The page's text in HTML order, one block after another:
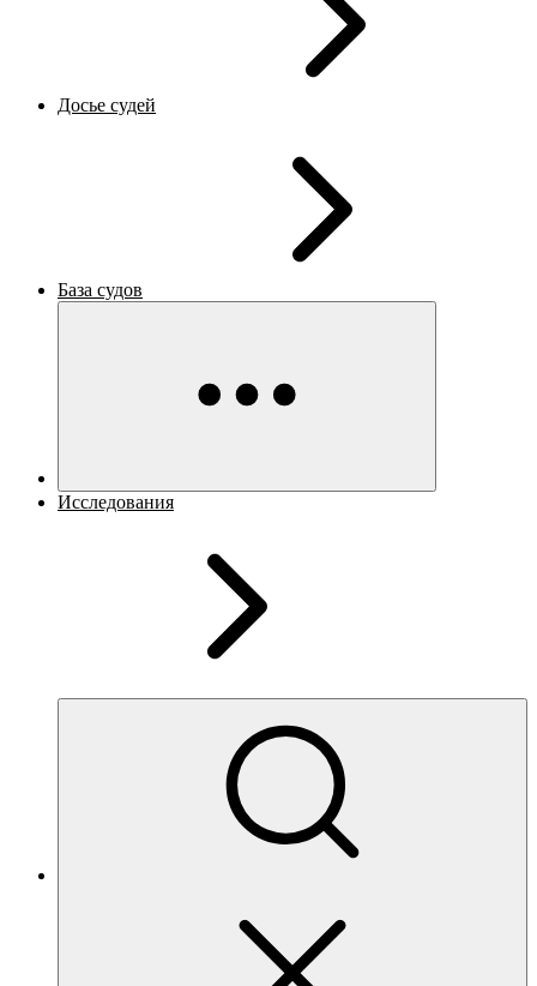
Досье судей
База судов
Исследования